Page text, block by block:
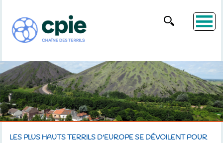
LES PLUS HAUTS TERRILS D'EUROPE SE DÉVOILENT POUR